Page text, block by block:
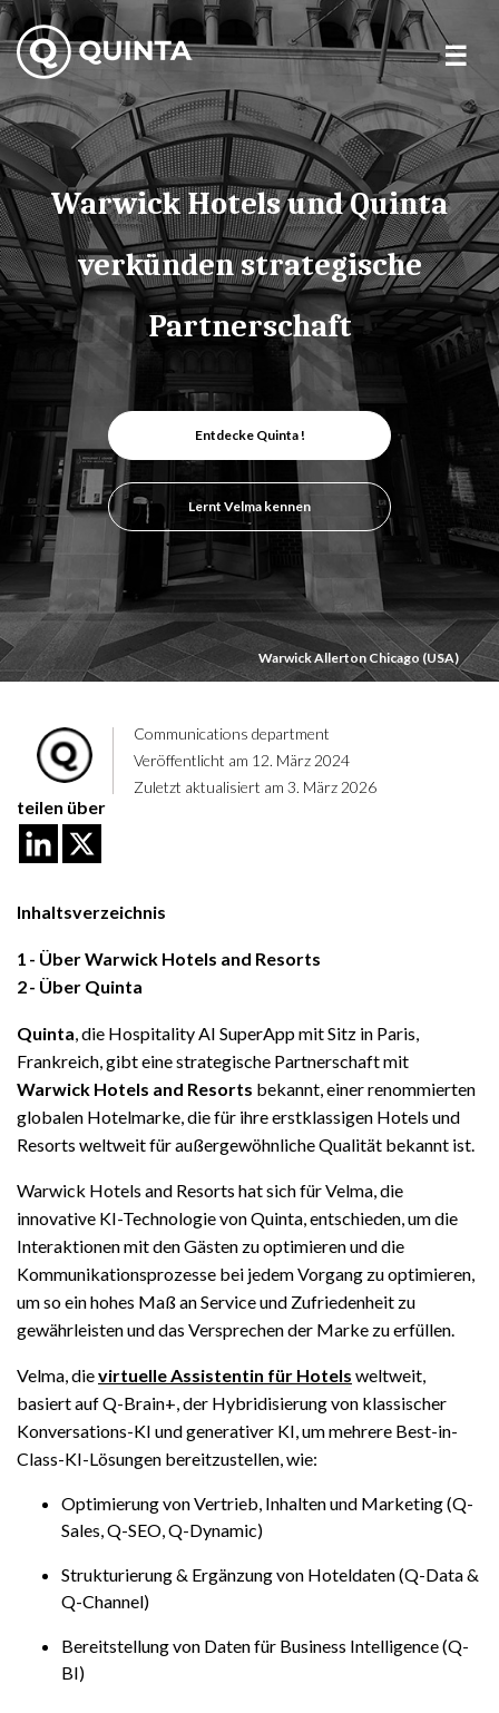
Skip
to
content
Warwick Hotels und Quinta
verkünden strategische
Partnerschaft
Entdecke Quinta !
Lernt Velma kennen
Warwick Allerton Chicago (USA)
Communications department
Veröffentlicht am 12. März 2024
Zuletzt aktualisiert am 3. März 2026
teilen über
Inhaltsverzeichnis
1
Über Warwick Hotels and Resorts
2
Über Quinta
Quinta, die Hospitality AI SuperApp mit Sitz in Paris,
Frankreich, gibt eine strategische Partnerschaft mit
Warwick Hotels and Resorts bekannt, einer renommierten
globalen Hotelmarke, die für ihre erstklassigen Hotels und
Resorts weltweit für außergewöhnliche Qualität bekannt ist.
Warwick Hotels and Resorts hat sich für Velma, die
innovative KI-Technologie von Quinta, entschieden, um die
Interaktionen mit den Gästen zu optimieren und die
Kommunikationsprozesse bei jedem Vorgang zu optimieren,
um so ein hohes Maß an Service und Zufriedenheit zu
gewährleisten und das Versprechen der Marke zu erfüllen.
Velma, dievirtuelle Assistentin für Hotels weltweit,
basiert auf Q-Brain+, der Hybridisierung von klassischer
Konversations-KI und generativer KI, um mehrere Best-in-
Class-KI-Lösungen bereitzustellen, wie:
Optimierung von Vertrieb, Inhalten und Marketing (Q-
Sales, Q-SEO, Q-Dynamic)
Strukturierung & Ergänzung von Hoteldaten (Q-Data &
Q-Channel)
Bereitstellung von Daten für Business Intelligence (Q-
BI)